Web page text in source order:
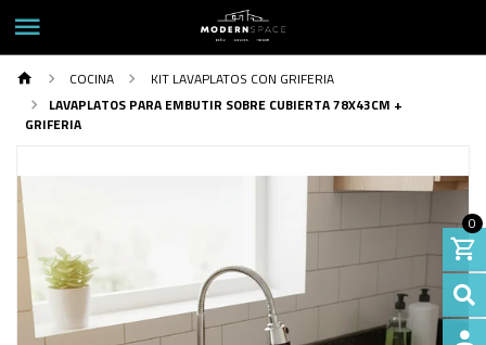
0
COCINA
KIT LAVAPLATOS CON GRIFERIA
LAVAPLATOS PARA EMBUTIR SOBRE CUBIERTA 78X43CM +
GRIFERIA